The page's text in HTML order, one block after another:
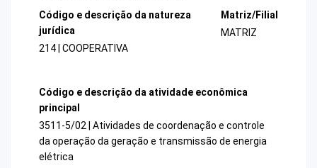
Código e descrição da natureza
jurídica
214 | COOPERATIVA
Matriz/Filial
MATRIZ
Código e descrição da atividade econômica
principal
3511-5/02 | Atividades de coordenação e controle
da operação da geração e transmissão de energia
elétrica